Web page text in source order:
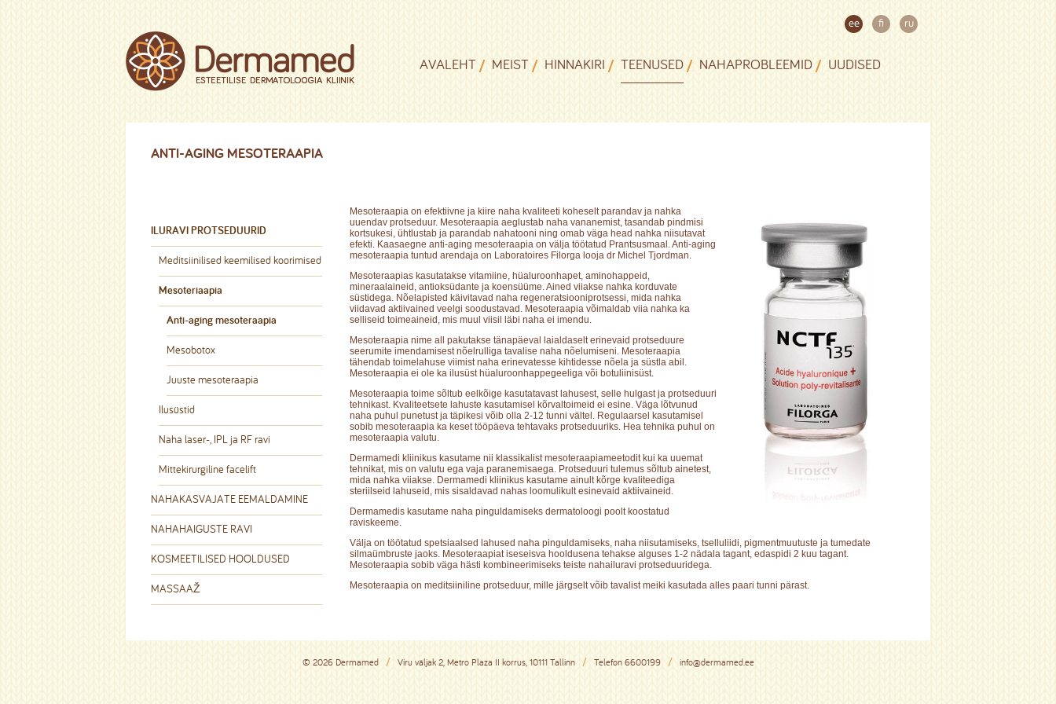
AVALEHT MEIST HINNAKIRI TEENUSED NAHAPROBLEEMID UUDISED
ee fi ru
ANTI-AGING MESOTERAAPIA
ILURAVI PROTSEDUURID
Meditsiinilised keemilised koorimised
Mesoteriaapia
Anti-aging mesoteraapia
Mesobotox
Juuste mesoteraapia
Ilusüstid
Naha laser-, IPL ja RF ravi
Mittekirurgiline facelift
NAHAKASVAJATE EEMALDAMINE
NAHAHAIGUSTE RAVI
KOSMEETILISED HOOLDUSED
MASSAAŽ
Mesoteraapia on efektiivne ja kiire naha kvaliteeti koheselt parandav ja nahka
uuendav protseduur. Mesoteraapia aeglustab naha vananemist, tasandab pindmisi
kortsukesi, ühtlustab ja parandab nahatooni ning omab väga head nahka niisutavat
efekti. Kaasaegne anti-aging mesoteraapia on välja töötatud Prantsusmaal. Anti-aging
mesoteraapia tuntud arendaja on Laboratoires Filorga looja dr Michel Tjordman.
Mesoteraapias kasutatakse vitamiine, hüaluroonhapet, aminohappeid,
mineraalaineid, antioksüdante ja koensüüme. Ained viiakse nahka korduvate
süstidega. Nõelapisted käivitavad naha regeneratsiooniprotsessi, mida nahka
viidavad aktiivained veelgi soodustavad. Mesoteraapia võimaldab viia nahka ka
selliseid toimeaineid, mis muul viisil läbi naha ei imendu.
Mesoteraapia nime all pakutakse tänapäeval laialdaselt erinevaid protseduure
seerumite imendamisest nõelrulliga tavalise naha nõelumiseni. Mesoteraapia
tähendab toimelahuse viimist naha erinevatesse kihtidesse nõela ja süstla abil.
Mesoteraapia ei ole ka ilusüst hüaluroonhappegeeliga või botuliinisüst.
Mesoteraapia toime sõltub eelkõige kasutatavast lahusest, selle hulgast ja protseduuri
tehnikast. Kvaliteetsete lahuste kasutamisel kõrvaltoimeid ei esine. Väga lõtvunud
naha puhul punetust ja täpikesi võib olla 2-12 tunni vältel. Regulaarsel kasutamisel
sobib mesoteraapia ka keset tööpäeva tehtavaks protseduuriks. Hea tehnika puhul on
mesoteraapia valutu.
Dermamedi kliinikus kasutame nii klassikalist mesoteraapiameetodit kui ka uuemat
tehnikat, mis on valutu ega vaja paranemisaega. Protseduuri tulemus sõltub ainetest,
mida nahka viiakse. Dermamedi kliinikus kasutame ainult kõrge kvaliteediga
steriilseid lahuseid, mis sisaldavad nahas loomulikult esinevaid aktiivaineid.
Dermamedis kasutame naha pinguldamiseks dermatoloogi poolt koostatud
raviskeeme.
Välja on töötatud spetsiaalsed lahused naha pinguldamiseks, naha niisutamiseks, tselluliidi, pigmentmuutuste ja tumedate
silmaümbruste jaoks. Mesoteraapiat iseseisva hooldusena tehakse alguses 1-2 nädala tagant, edaspidi 2 kuu tagant.
Mesoteraapia sobib väga hästi kombineerimiseks teiste nahailuravi protseduuridega.
Mesoteraapia on meditsiiniline protseduur, mille järgselt võib tavalist meiki kasutada alles paari tunni pärast.
© 2026 Dermamed Viru väljak 2, Metro Plaza II korrus, 10111 Tallinn Telefon 6600199 info@dermamed.ee